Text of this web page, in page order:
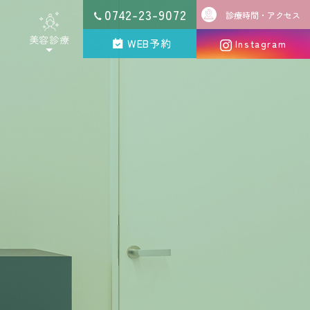
美容診療
0742-23-9072
WEB予約
診療時間・ アクセス
Instagram